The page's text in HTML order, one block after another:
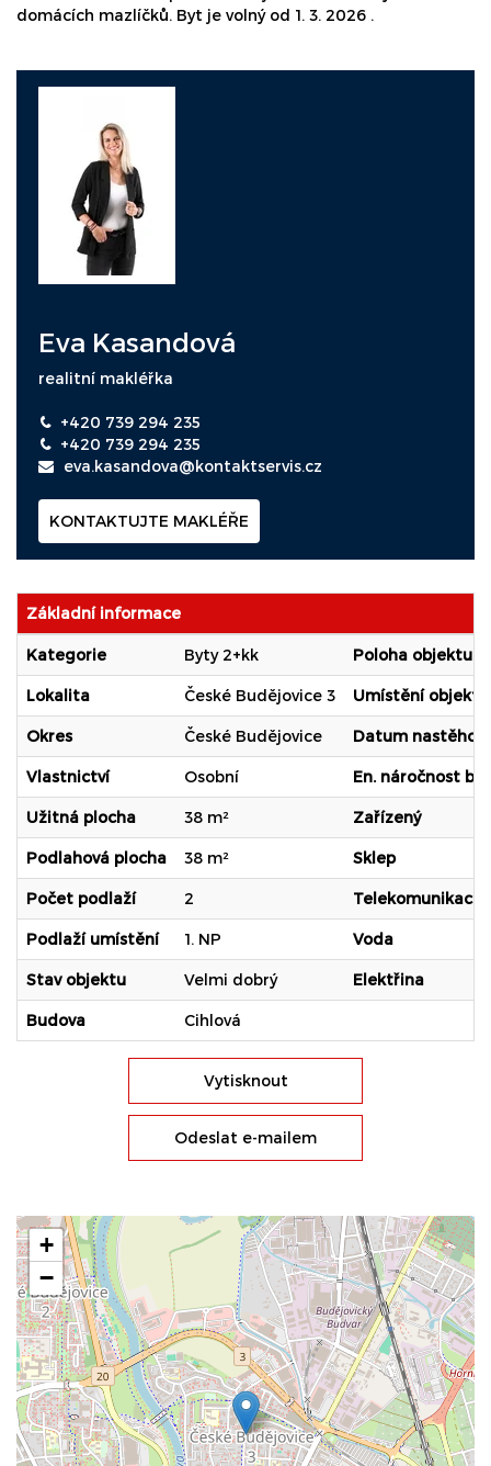
domácích mazlíčků. Byt je volný od 1. 3. 2026 .
Eva Kasandová
realitní makléřka
+420 739 294 235
+420 739 294 235
eva.kasandova@kontaktservis.cz
KONTAKTUJTE MAKLÉŘE
Základní informace
Kategorie Byty 2+kk Poloha objektu
Lokalita České Budějovice 3 Umístění objektu
Okres České Budějovice Datum
Vlastnictví Osobní En. náročnost b.
Užitná plocha 38 m² Zařízený
Podlahová plocha 38 m² Sklep
Počet podlaží 2 Telekomunikace
Podlaží umístění 1. NP Voda
Stav objektu Velmi dobrý Elektřina
Budova Cihlová
Vytisknout
Odeslat e-mailem
+
−